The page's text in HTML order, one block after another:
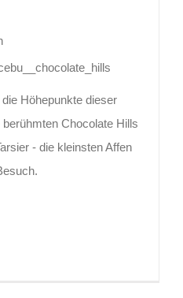
Höhepunkte dieser
Chocolate Hills
- die kleinsten Affen